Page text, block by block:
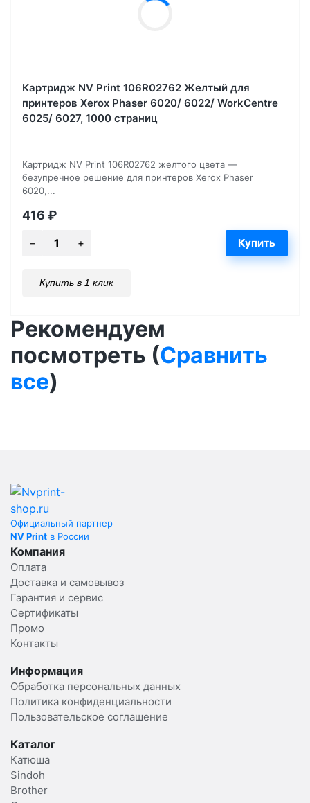
Картридж NV Print 106R02762 Желтый для
принтеров Xerox Phaser 6020/ 6022/ WorkCentre
6025/ 6027, 1000 страниц
Картридж NV Print 106R02762 желтого цвета —
безупречное решение для принтеров Xerox Phaser
6020,...
416 ₽
Купить в 1 клик
Рекомендуем
посмотреть (Сравнить
все)
Официальный партнер
NV Print в России
Компания
Оплата
Доставка и самовывоз
Гарантия и сервис
Сертификаты
Промо
Контакты
Информация
Обработка персональных данных
Политика конфиденциальности
Пользовательское соглашение
Каталог
Катюша
Sindoh
Brother